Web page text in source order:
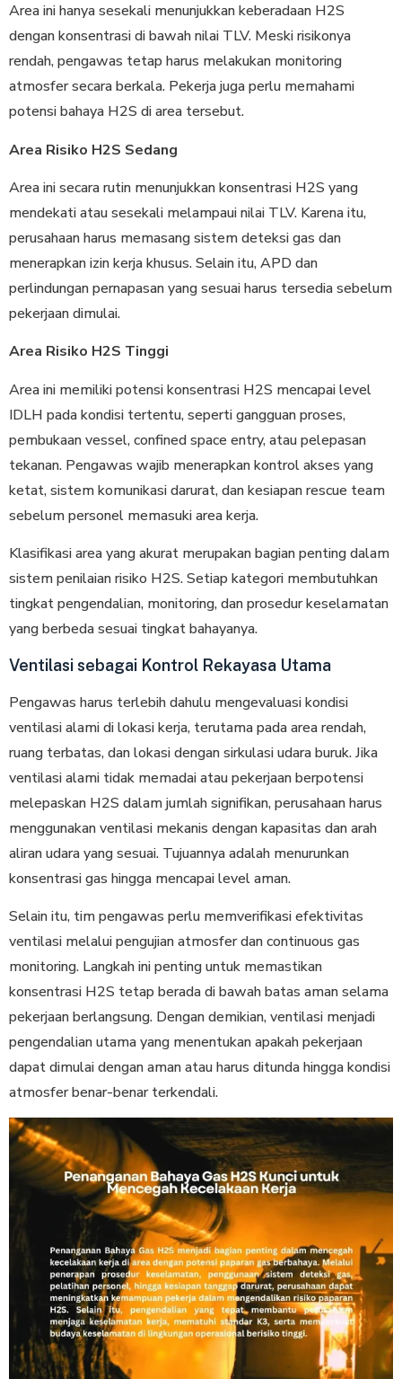
Area ini hanya sesekali menunjukkan keberadaan H2S
dengan konsentrasi di bawah nilai TLV. Meski risikonya
rendah, pengawas tetap harus melakukan monitoring
atmosfer secara berkala. Pekerja juga perlu memahami
potensi bahaya H2S di area tersebut.
Area Risiko H2S Sedang
Area ini secara rutin menunjukkan konsentrasi H2S yang
mendekati atau sesekali melampaui nilai TLV. Karena itu,
perusahaan harus memasang sistem deteksi gas dan
menerapkan izin kerja khusus. Selain itu, APD dan
perlindungan pernapasan yang sesuai harus tersedia sebelum
pekerjaan dimulai.
Area Risiko H2S Tinggi
Area ini memiliki potensi konsentrasi H2S mencapai level
IDLH pada kondisi tertentu, seperti gangguan proses,
pembukaan vessel, confined space entry, atau pelepasan
tekanan. Pengawas wajib menerapkan kontrol akses yang
ketat, sistem komunikasi darurat, dan kesiapan rescue team
sebelum personel memasuki area kerja.
Klasifikasi area yang akurat merupakan bagian penting dalam
sistem penilaian risiko H2S. Setiap kategori membutuhkan
tingkat pengendalian, monitoring, dan prosedur keselamatan
yang berbeda sesuai tingkat bahayanya.
Ventilasi sebagai Kontrol Rekayasa Utama
Pengawas harus terlebih dahulu mengevaluasi kondisi
ventilasi alami di lokasi kerja, terutama pada area rendah,
ruang terbatas, dan lokasi dengan sirkulasi udara buruk. Jika
ventilasi alami tidak memadai atau pekerjaan berpotensi
melepaskan H2S dalam jumlah signifikan, perusahaan harus
menggunakan ventilasi mekanis dengan kapasitas dan arah
aliran udara yang sesuai. Tujuannya adalah menurunkan
konsentrasi gas hingga mencapai level aman.
Selain itu, tim pengawas perlu memverifikasi efektivitas
ventilasi melalui pengujian atmosfer dan continuous gas
monitoring. Langkah ini penting untuk memastikan
konsentrasi H2S tetap berada di bawah batas aman selama
pekerjaan berlangsung. Dengan demikian, ventilasi menjadi
pengendalian utama yang menentukan apakah pekerjaan
dapat dimulai dengan aman atau harus ditunda hingga kondisi
atmosfer benar-benar terkendali.